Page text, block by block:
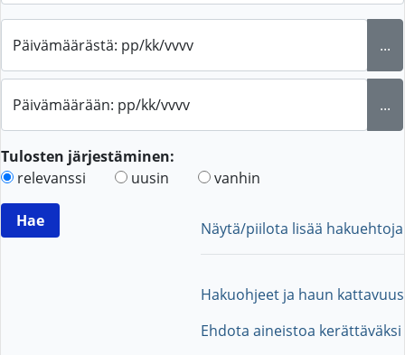
Päivämäärästä: pp/kk/vvvv ...
Päivämäärään: pp/kk/vvvv ...
Tulosten järjestäminen:
relevanssi
uusin vanhin
Näytä/piilota lisää hakuehtoja
Hakuohjeet ja haun kattavuus
Ehdota aineistoa kerättäväksi